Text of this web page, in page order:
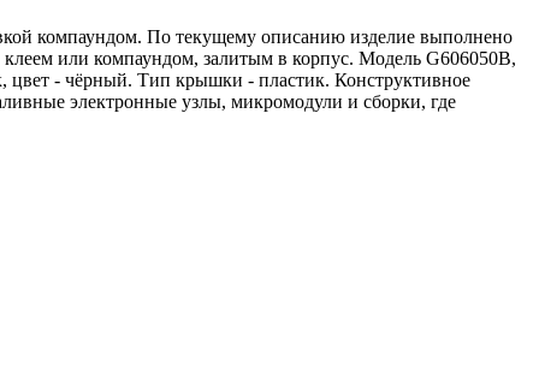
компаундом. По текущему описанию изделие выполнено
или компаундом, залитым в корпус. Модель G606050B,
цвет - чёрный. Тип крышки - пластик. Конструктивное
электронные узлы, микромодули и сборки, где